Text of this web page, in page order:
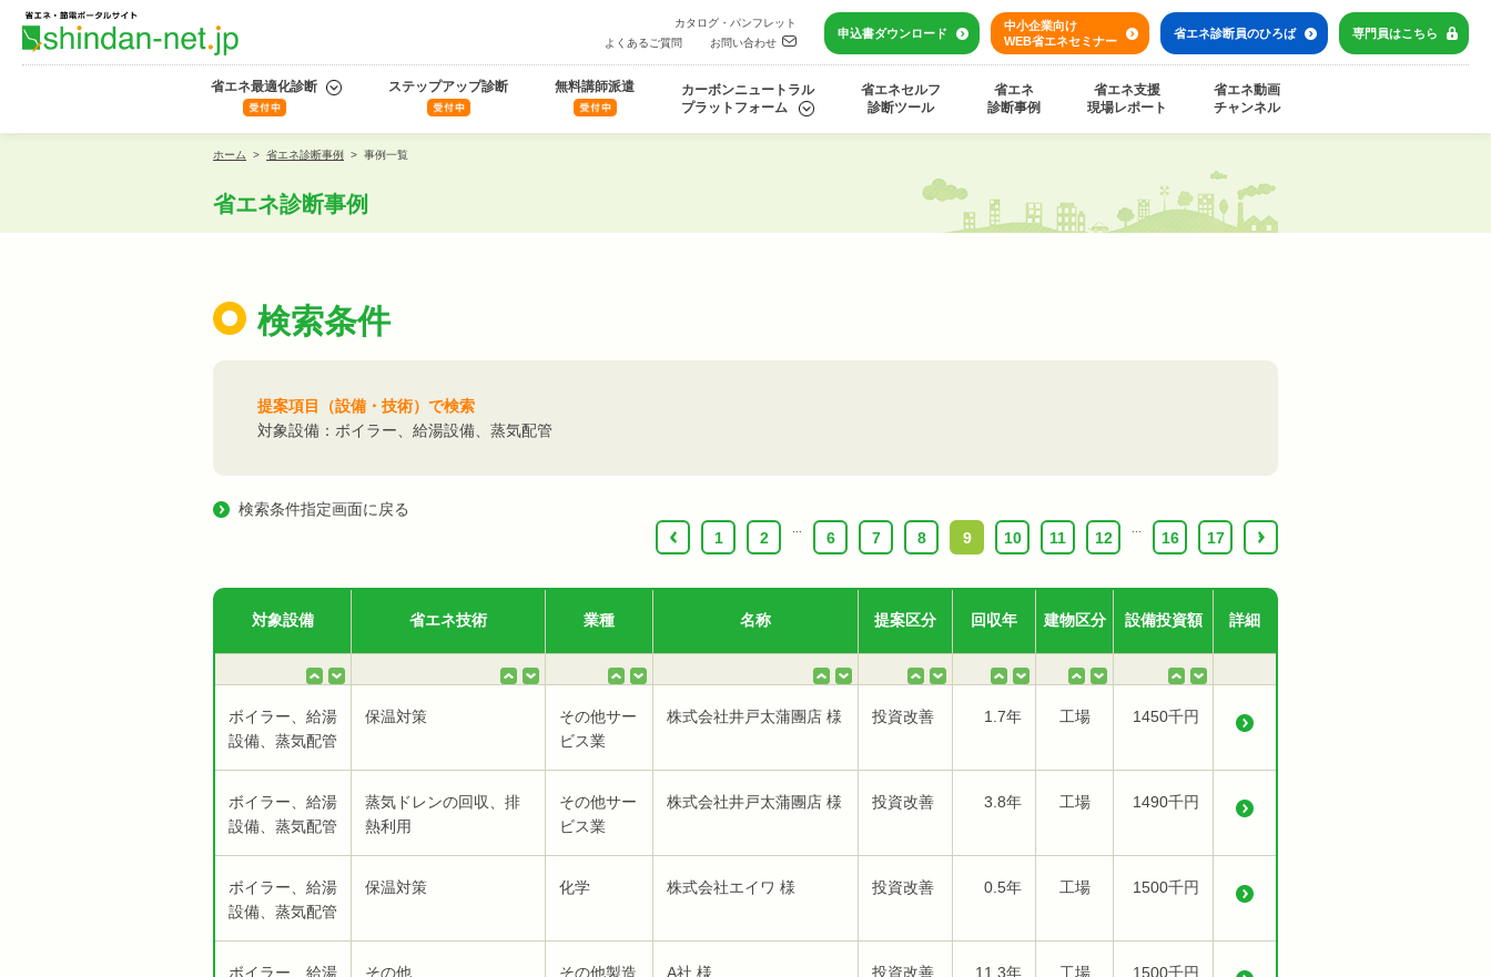
カタログ・パンフレット
よくあるご質問
お問い合わせ
申込書ダウンロード
中小企業向け
WEB省エネセミナー
省エネ診断員のひろば 専門員はこちら
省エネ最適化診断 ステップアップ診断 無料講師派遣
カーボンニュートラル
プラットフォーム
省エネセルフ
診断ツール
省エネ
診断事例
省エネ支援
現場レポート
省エネ動画
チャンネル
ホーム > 省エネ診断事例 > 事例一覧
省エネ診断事例
検索条件
提案項目（設備・技術）で検索
対象設備：ボイラー、給湯設備、蒸気配管
検索条件指定画面に戻る
‹
1 2 6 7 8 9 10 11 12 16 17 ›
対象設備 省エネ技術 業種 名称 提案区分 回収年 建物区分 設備投資額 詳細
ボイラー、給湯
設備、蒸気配管
保温対策
その他サー
ビス業
株式会社井戸太蒲團店 様 投資改善 1.7年 工場 1450千円
ボイラー、給湯
設備、蒸気配管
蒸気ドレンの回収、排
熱利用
その他サー
ビス業
株式会社井戸太蒲團店 様 投資改善 3.8年 工場 1490千円
ボイラー、給湯
設備、蒸気配管
保温対策 化学 株式会社エイワ 様 投資改善 0.5年 工場 1500千円
ボイラー、給湯
その他
その他製造
A社 様 投資改善 11.3年 工場 1500千円